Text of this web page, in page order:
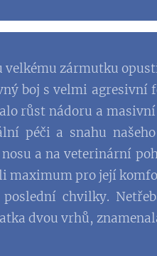
velkému zármutku
boj s velmi
růst nádoru a
péči a snahu
a na veterinární
maximum pro její
chvilky.
dvou vrhů,